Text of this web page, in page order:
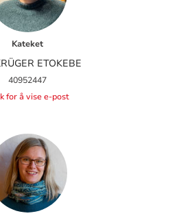
Kateket
ETOKEBE
40952447
for å vise e-post